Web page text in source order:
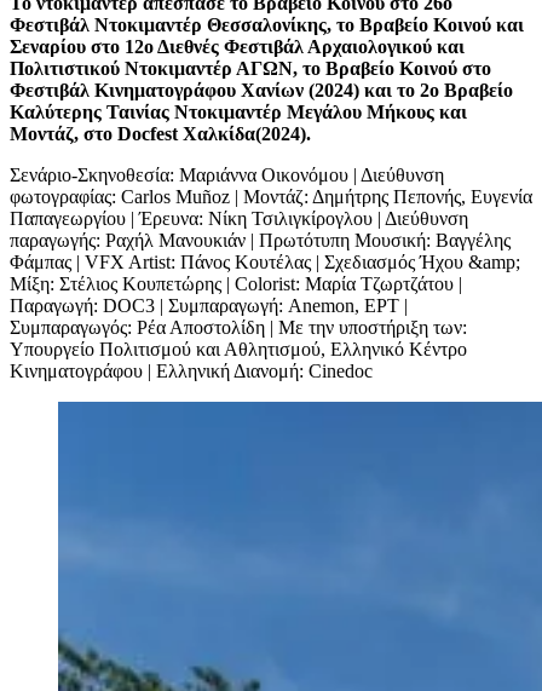
Φεστιβάλ Ντοκιμαντέρ Θεσσαλονίκης, το Βραβείο Κοινού και
Σεναρίου στο 12ο Διεθνές Φεστιβάλ Αρχαιολογικού και
Πολιτιστικού Ντοκιμαντέρ ΑΓΩΝ, το Βραβείο Κοινού στο
Φεστιβάλ Κινηματογράφου Χανίων (2024) και το 2ο Βραβείο
Καλύτερης Ταινίας Ντοκιμαντέρ Μεγάλου Μήκους και
Μοντάζ, στο Docfest Χαλκίδα(2024).
Σενάριο-Σκηνοθεσία: Μαριάννα Οικονόμου | Διεύθυνση
φωτογραφίας: Carlos Muñoz | Μοντάζ: Δημήτρης Πεπονής, Ευγενία
Παπαγεωργίου | Έρευνα: Νίκη Τσιλιγκίρογλου | Διεύθυνση
παραγωγής: Ραχήλ Μανουκιάν | Πρωτότυπη Μουσική: Βαγγέλης
Φάμπας | VFX Artist: Πάνος Κουτέλας | Σχεδιασμός Ήχου &amp;
Μίξη: Στέλιος Κουπετώρης | Colorist: Μαρία Τζωρτζάτου |
Παραγωγή: DOC3 | Συμπαραγωγή: Anemon, ΕΡΤ |
Συμπαραγωγός: Ρέα Αποστολίδη | Με την υποστήριξη των:
Υπουργείο Πολιτισμού και Αθλητισμού, Ελληνικό Κέντρο
Κινηματογράφου | Ελληνική Διανομή: Cinedoc